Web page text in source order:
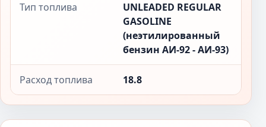
Тип топлива
UNLEADED REGULAR
GASOLINE
(неэтилированный
бензин АИ-92 - АИ-93)
Расход топлива 18.8